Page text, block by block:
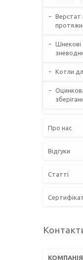
Верстат
Шнекові
Котли
Про нас
Відгуки
Статті